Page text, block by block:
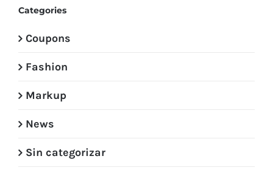
Categories
Coupons
Fashion
Markup
News
Sin categorizar